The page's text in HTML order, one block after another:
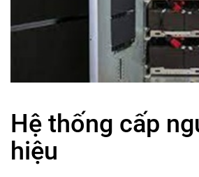
Hệ thống cấp
hiệu